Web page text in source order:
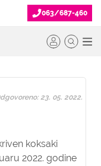
063/687-460
koksaki
2022. godine
23. 05. 2022.